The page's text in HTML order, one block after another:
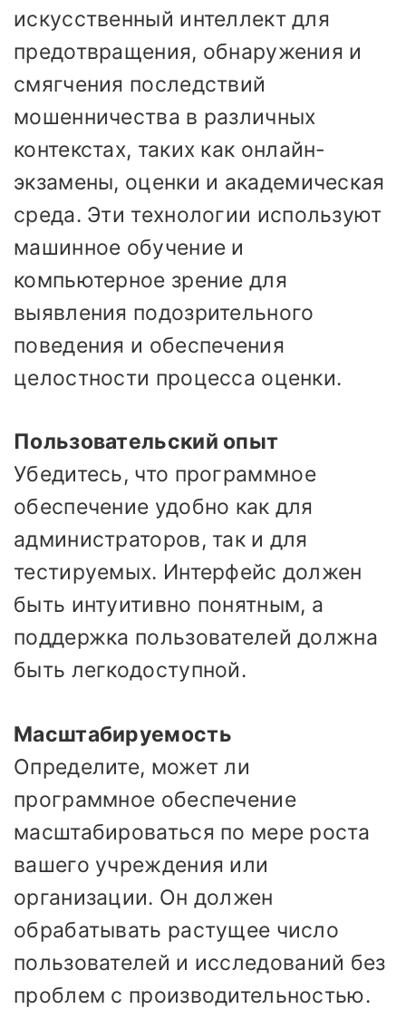
искусственный интеллект для
предотвращения, обнаружения и
смягчения последствий
мошенничества в различных
контекстах, таких как онлайн-
экзамены, оценки и академическая
среда. Эти технологии используют
машинное обучение и
компьютерное зрение для
выявления подозрительного
поведения и обеспечения
целостности процесса оценки.
Пользовательский опыт
Убедитесь, что программное
обеспечение удобно как для
администраторов, так и для
тестируемых. Интерфейс должен
быть интуитивно понятным, а
поддержка пользователей должна
быть легкодоступной.
Масштабируемость
Определите, может ли
программное обеспечение
масштабироваться по мере роста
вашего учреждения или
организации. Он должен
обрабатывать растущее число
пользователей и исследований без
проблем с производительностью.